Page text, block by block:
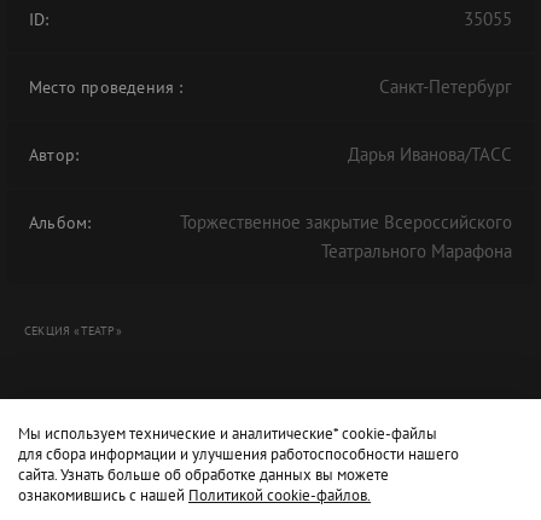
ID: 35055
Место проведения : Санкт-Петербург
Автор: Дарья Иванова/ТАСС
Альбом:
Торжественное закрытие Всероссийского
Театрального Марафона
СЕКЦИЯ «ТЕАТР»
Мы используем технические и аналитические* cookie-файлы
для сбора информации и улучшения работоспособности нашего
сайта. Узнать больше об обработке данных вы можете
ознакомившись с нашей Политикой cookie-файлов.